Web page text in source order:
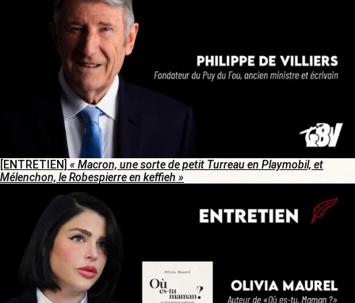
[ENTRETIEN] « Macron, une sorte de petit Turreau en Playmobil, et
Mélenchon, le Robespierre en keffieh »